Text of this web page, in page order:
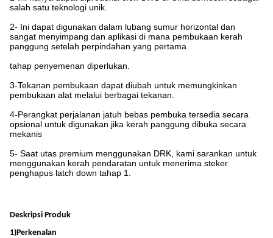
salah satu teknologi unik.
2- Ini dapat digunakan dalam lubang sumur horizontal dan
sangat menyimpang dan aplikasi di mana pembukaan kerah
panggung setelah perpindahan yang pertama
tahap penyemenan diperlukan.
3-Tekanan pembukaan dapat diubah untuk memungkinkan
pembukaan alat melalui berbagai tekanan.
4-Perangkat perjalanan jatuh bebas pembuka tersedia secara
opsional untuk digunakan jika kerah panggung dibuka secara
mekanis
5- Saat utas premium menggunakan DRK, kami sarankan untuk
menggunakan kerah pendaratan untuk menerima steker
penghapus latch down tahap 1.
Deskripsi Produk
1)Perkenalan